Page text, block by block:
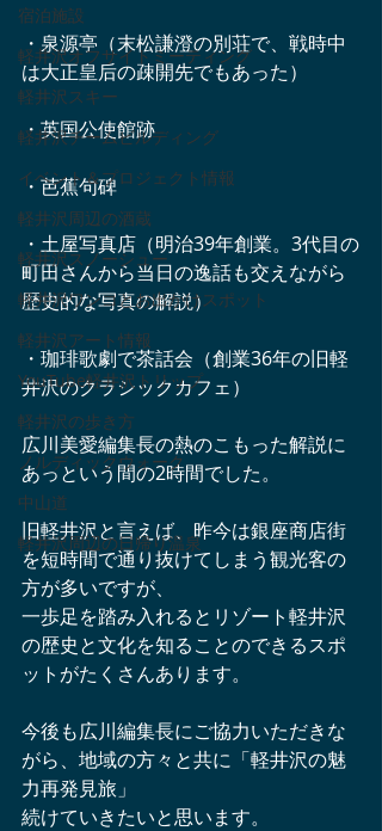
宿泊施設
軽井沢オフサイトミーティング
軽井沢スキー
軽井沢チームビルディング
イベント＆プロジェクト情報
軽井沢周辺の酒蔵
軽井沢スノーシュー
軽井沢ワンコとお出かけスポット
軽井沢アート情報
YouTube軽井沢トリップ
軽井沢の歩き方
ノルディックウォーク
中山道
軽井沢周辺の日帰り温泉
・泉源亭（末松謙澄の別荘で、戦時中
は大正皇后の疎開先でもあった）
・英国公使館跡
・芭蕉句碑
・土屋写真店（明治39年創業。3代目の
町田さんから当日の逸話も交えながら
歴史的な写真の解説）
・珈琲歌劇で茶話会（創業36年の旧軽
井沢のクラシックカフェ）
広川美愛編集長の熱のこもった解説に
あっという間の2時間でした。
旧軽井沢と言えば、昨今は銀座商店街
を短時間で通り抜けてしまう観光客の
方が多いですが、
一歩足を踏み入れるとリゾート軽井沢
の歴史と文化を知ることのできるスポ
ットがたくさんあります。
今後も広川編集長にご協力いただきな
がら、地域の方々と共に「軽井沢の魅
力再発見旅」
続けていきたいと思います。